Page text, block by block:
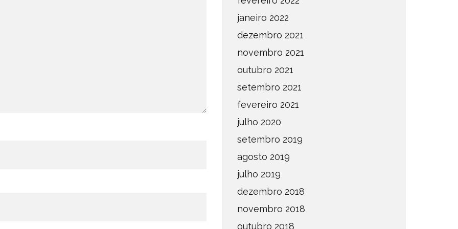
janeiro 2022
dezembro 2021
novembro 2021
outubro 2021
setembro 2021
fevereiro 2021
julho 2020
setembro 2019
agosto 2019
julho 2019
dezembro 2018
novembro 2018
outubro 2018